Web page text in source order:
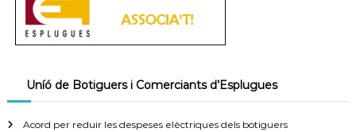
Uníó de Botiguers i Comerciants d’Esplugues
Acord per reduir les despeses elèctriques dels botiguers